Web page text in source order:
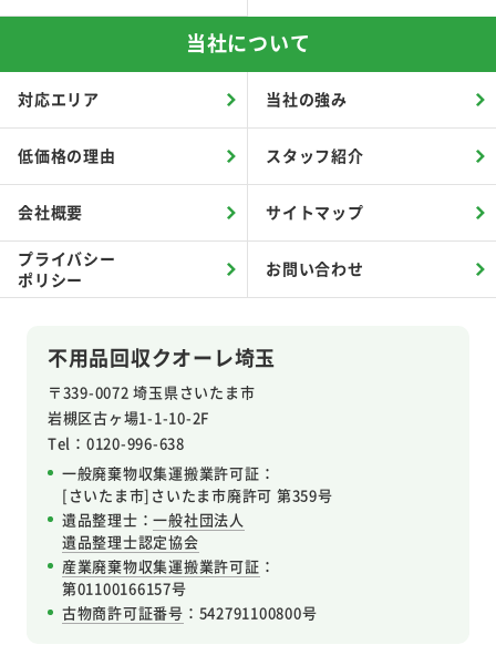
不用品回収クオーレ埼玉
〒339-0072 埼玉県さいたま市
岩槻区古ヶ場1-1-10-2F
Tel：0120-996-638
一般廃棄物収集運搬業許可証：
[さいたま市]さいたま市廃許可 第359号
遺品整理士：一般社団法人
遺品整理士認定協会
産業廃棄物収集運搬業許可証 ：
第01100166157号
古物商許可証番号 ：542791100800号
当社について
対応エリア 当社の強み
低価格の理由 スタッフ紹介
会社概要 サイトマップ
プライバシー
ポリシー
お問い合わせ